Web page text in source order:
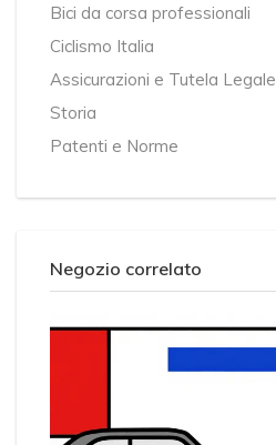
Bici da corsa professionali
Ciclismo Italia
Assicurazioni e Tutela Legale
Storia
Patenti e Norme
Negozio correlato